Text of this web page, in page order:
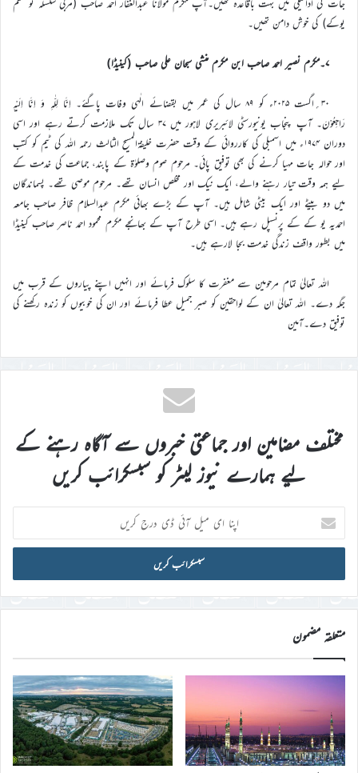
یوکے) کی خوش دامن تھیں۔
۷۔مکرم نصیر احمد صاحب ابن مکرم منشی سبحان علی صاحب (کینیڈا)
۳۰؍اگست ۲۰۲۵ء کو ۸۹ سال کی عمر میں بقضائے الٰہی وفات پاگئے۔ اِنَّا لِلّٰہِ وَ اِنَّا اِلَیْہِ
رَاجِعُوْنَ۔ آپ پنجاب یونیورسٹی لائبریری لاہور میں ۳۷ سال تک ملازمت کرتے رہے اور اسی
دوران ۱۹۷۴ء میں اسمبلی کی کارروائی کے وقت حضرت خلیفۃالمسیح الثالث رحمہ اللہ کی ٹیم کو کتب
اور حوالہ جات مہیا کرنے کی بھی توفیق پائی۔ مرحوم صوم وصلوٰۃ کے پابند، جماعت کی خدمت کے
لیے ہمہ وقت تیار رہنے والے، ایک نیک اور مخلص انسان تھے۔ مرحوم موصی تھے۔ پسماندگان
میں دو بیٹے اور ایک بیٹی شامل ہیں۔ آپ کے بڑے بھائی مکرم عبدالسلام ظافر صاحب جامعہ
احمدیہ یو کے کے پرنسپل رہے ہیں۔ اسی طرح آپ کے بھانجے مکرم محمود احمد ناصر صاحب کینیڈا
میں بطور واقف زندگی خدمت بجا لارہے ہیں۔
اللہ تعالیٰ تمام مرحومین سے مغفرت کا سلوک فرمائے اور انہیں اپنے پیاروں کے قرب میں
جگہ دے۔ اللہ تعالیٰ ان کے لواحقین کو صبر جمیل عطا فرمائے اور ان کی خوبیوں کو زندہ رکھنے کی
توفیق دے۔آمین
مختلف مضامین اور جماعتی خبروں سے آگاہ رہنے کے
لیے ہمارے نیوز لیٹر کو سبسکرائب کریں
اپنا
ای
میل
ڈی
درج
کریں
متعلقہ مضمون